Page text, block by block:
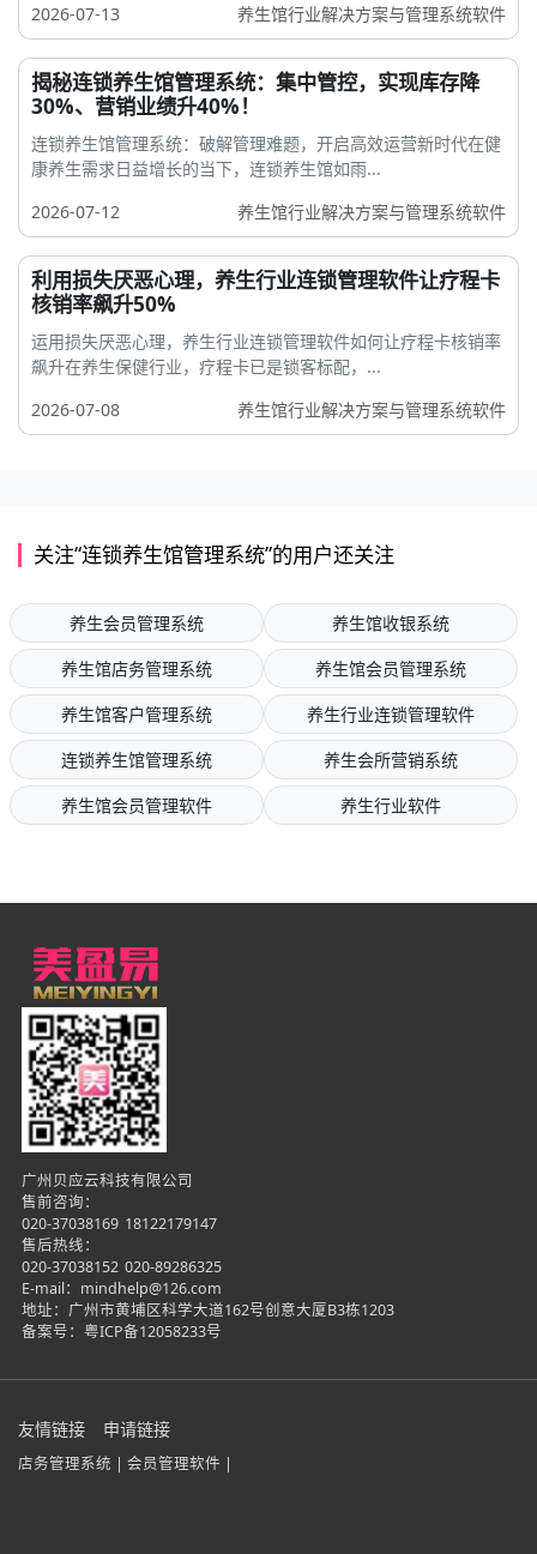
2026-07-13
养生馆行业解决方案与管理系统软件
揭秘连锁养生馆管理系统：集中管控，实现库存降
30%、营销业绩升40%！
连锁养生馆管理系统：破解管理难题，开启高效运营新时代在健
康养生需求日益增长的当下，连锁养生馆如雨...
2026-07-12
养生馆行业解决方案与管理系统软件
利用损失厌恶心理，养生行业连锁管理软件让疗程卡
核销率飙升50%
运用损失厌恶心理，养生行业连锁管理软件如何让疗程卡核销率
飙升在养生保健行业，疗程卡已是锁客标配，...
2026-07-08
养生馆行业解决方案与管理系统软件
关注“连锁养生馆管理系统”的用户还关注
养生会员管理系统
养生馆收银系统
养生馆店务管理系统
养生馆会员管理系统
养生馆客户管理系统
养生行业连锁管理软件
连锁养生馆管理系统
养生会所营销系统
养生馆会员管理软件
养生行业软件
广州贝应云科技有限公司
售前咨询：
020-37038169 18122179147
售后热线：
020-37038152 020-89286325
E-mail：mindhelp@126.com
地址：广州市黄埔区科学大道162号创意大厦B3栋1203
备案号： 粤ICP备12058233号
友情链接 申请链接
店务管理系统 | 会员管理软件 |